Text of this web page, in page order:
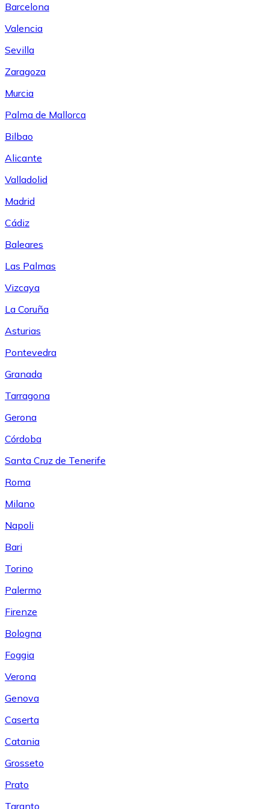
Barcelona
Valencia
Sevilla
Zaragoza
Murcia
Palma de Mallorca
Bilbao
Alicante
Valladolid
Madrid
Cádiz
Baleares
Las Palmas
Vizcaya
La Coruña
Asturias
Pontevedra
Granada
Tarragona
Gerona
Córdoba
Santa Cruz de Tenerife
Roma
Milano
Napoli
Bari
Torino
Palermo
Firenze
Bologna
Foggia
Verona
Genova
Caserta
Catania
Grosseto
Prato
Taranto